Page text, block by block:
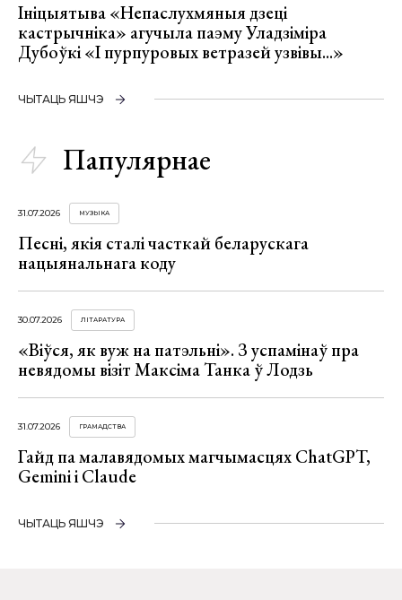
Ініцыятыва «Непаслухмяныя дзеці
кастрычніка» агучыла паэму Уладзіміра
Дубоўкі «І пурпуровых ветразей узвівы...»
ЧЫТАЦЬ ЯШЧЭ
Папулярнае
31.07.2026 МУЗЫКА
Песні, якія сталі часткай беларускага
нацыянальнага коду
30.07.2026 ЛІТАРАТУРА
«Віўся, як вуж на патэльні». З успамінаў пра
невядомы візіт Максіма Танка ў Лодзь
31.07.2026 ГРАМАДСТВА
Гайд па малавядомых магчымасцях ChatGPT,
Gemini і Claude
ЧЫТАЦЬ ЯШЧЭ